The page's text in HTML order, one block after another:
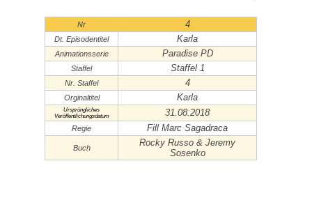
Nr 4
Dt. Episodentitel Karla
Animationsserie Paradise PD
Staffel Staffel 1
Nr. Staffel 4
Orginaltitel Karla
Ursprüngliches
Veröffentlichungsdatum
31.08.2018
Regie Fill Marc Sagadraca
Buch
Rocky Russo & Jeremy
Sosenko